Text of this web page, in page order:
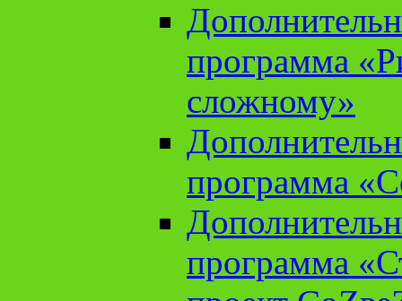
программа
сложному»
программа
программа